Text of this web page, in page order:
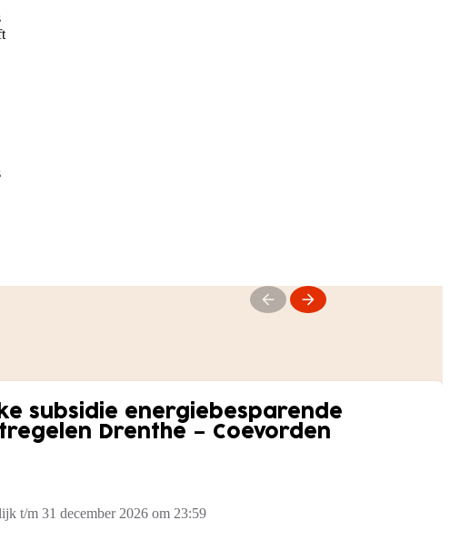
subsidie energiebesparende
Drenthe – Coevorden
t/m 31 december 2026 om 23:59